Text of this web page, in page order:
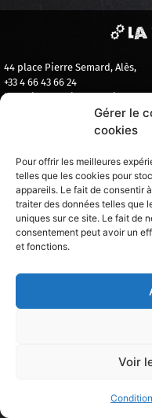
Gérer le
cookies
Pour offrir les meilleures
telles que les cookies pour
appareils. Le fait de consentir
traiter des données telles que
uniques sur ce site. Le fait de
consentement peut avoir un
et fonctions.
Voir
44 place Pierre Semard, Alès,
+33 4 66 43 66 24
lafabriqueaboire@gmail.com
SIRET: 83871858300019
L’ABUS D’ALCOOL EST
LA DIRECTION SE RÉSERVE LE
TARIFS ET PRODUITS PRÉSENTÉS À
Mentions légalesConditions